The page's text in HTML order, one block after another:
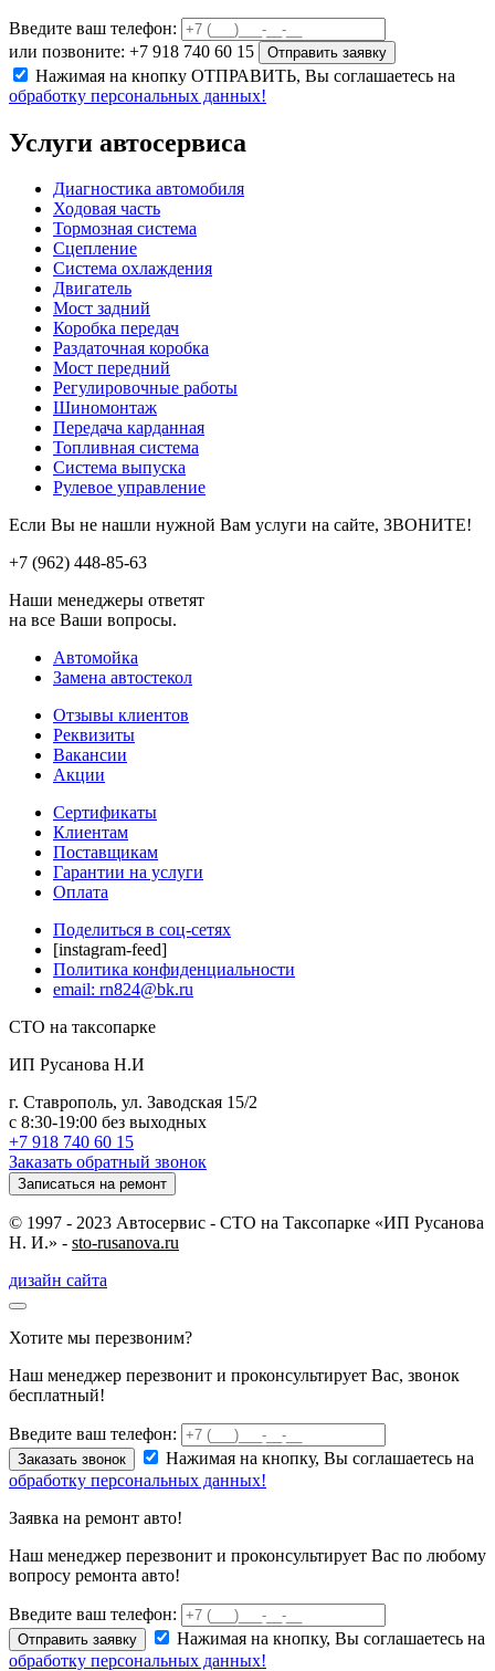
Введите ваш телефон:
или позвоните: +7 918 740 60 15
Отправить заявку
Нажимая на кнопку ОТПРАВИТЬ, Вы соглашаетесь на
обработку персональных данных!
Услуги автосервиса
Диагностика автомобиля
Ходовая часть
Тормозная система
Сцепление
Система охлаждения
Двигатель
Мост задний
Коробка передач
Раздаточная коробка
Мост передний
Регулировочные работы
Шиномонтаж
Передача карданная
Топливная система
Система выпуска
Рулевое управление
Если Вы не нашли нужной Вам услуги на сайте, ЗВОНИТЕ!
+7 (962) 448-85-63
Наши менеджеры ответят
на все Ваши вопросы.
Автомойка
Замена автостекол
Отзывы клиентов
Реквизиты
Вакансии
Акции
Сертификаты
Клиентам
Поставщикам
Гарантии на услуги
Оплата
Поделиться в соц-сетях
[instagram-feed]
Политика конфиденциальности
email: rn824@bk.ru
СТО на таксопарке
ИП Русанова Н.И
г. Ставрополь, ул. Заводская 15/2
с 8:30-19:00 без выходных
+7 918 740 60 15
Заказать обратный звонок
Записаться на ремонт
© 1997 - 2023 Автосервис - СТО на Таксопарке «ИП Русанова
Н. И.» - sto-rusanova.ru
дизайн сайта
Хотите мы перезвоним?
Наш менеджер перезвонит и проконсультирует Вас, звонок
бесплатный!
Введите ваш телефон:
Заказать звонок
Нажимая на кнопку, Вы соглашаетесь на
обработку персональных данных!
Заявка на ремонт авто!
Наш менеджер перезвонит и проконсультирует Вас по любому
вопросу ремонта авто!
Введите ваш телефон:
Отправить заявку
Нажимая на кнопку, Вы соглашаетесь на
обработку персональных данных!